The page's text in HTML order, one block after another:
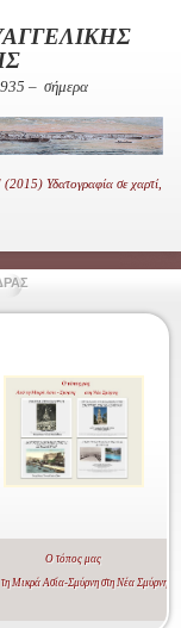
– σήμερα
(2015) Υδατογραφία σε χαρτί,
Ο τόπος μας
Μικρά Ασία-Σμύρνη στη Νέα Σμύρνη